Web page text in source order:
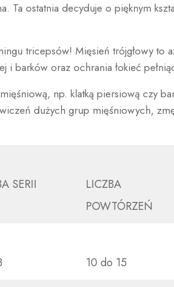
Ta ostatnia decyduje o pięknym
tricepsów! Mięsień trójgłowy to
barków oraz ochrania łokieć
np. klatką piersiową czy
dużych grup mięśniowych,
SERII
LICZBA
POWTÓRZEŃ
10 do 15